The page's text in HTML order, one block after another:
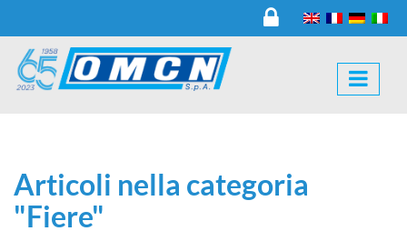
Articoli nella categoria
"Fiere"